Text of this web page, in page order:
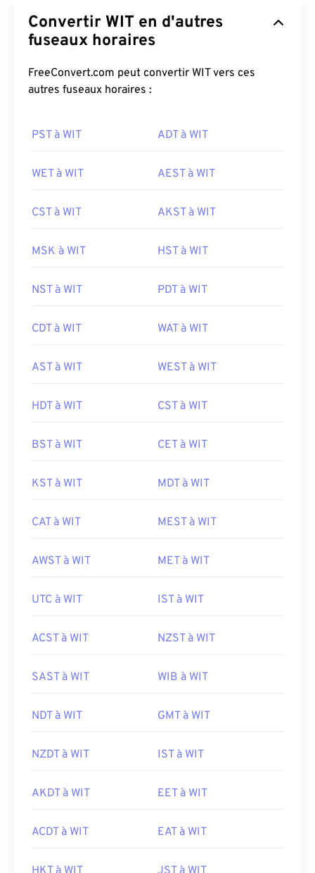
Convertir WIT en d'autres
fuseaux horaires
FreeConvert.com peut convertir WIT vers ces
autres fuseaux horaires :
PST à WIT ADT à WIT
WET à WIT AEST à WIT
CST à WIT AKST à WIT
MSK à WIT HST à WIT
NST à WIT PDT à WIT
CDT à WIT WAT à WIT
AST à WIT WEST à WIT
HDT à WIT CST à WIT
BST à WIT CET à WIT
KST à WIT MDT à WIT
CAT à WIT MEST à WIT
AWST à WIT MET à WIT
UTC à WIT IST à WIT
ACST à WIT NZST à WIT
SAST à WIT WIB à WIT
NDT à WIT GMT à WIT
NZDT à WIT IST à WIT
AKDT à WIT EET à WIT
ACDT à WIT EAT à WIT